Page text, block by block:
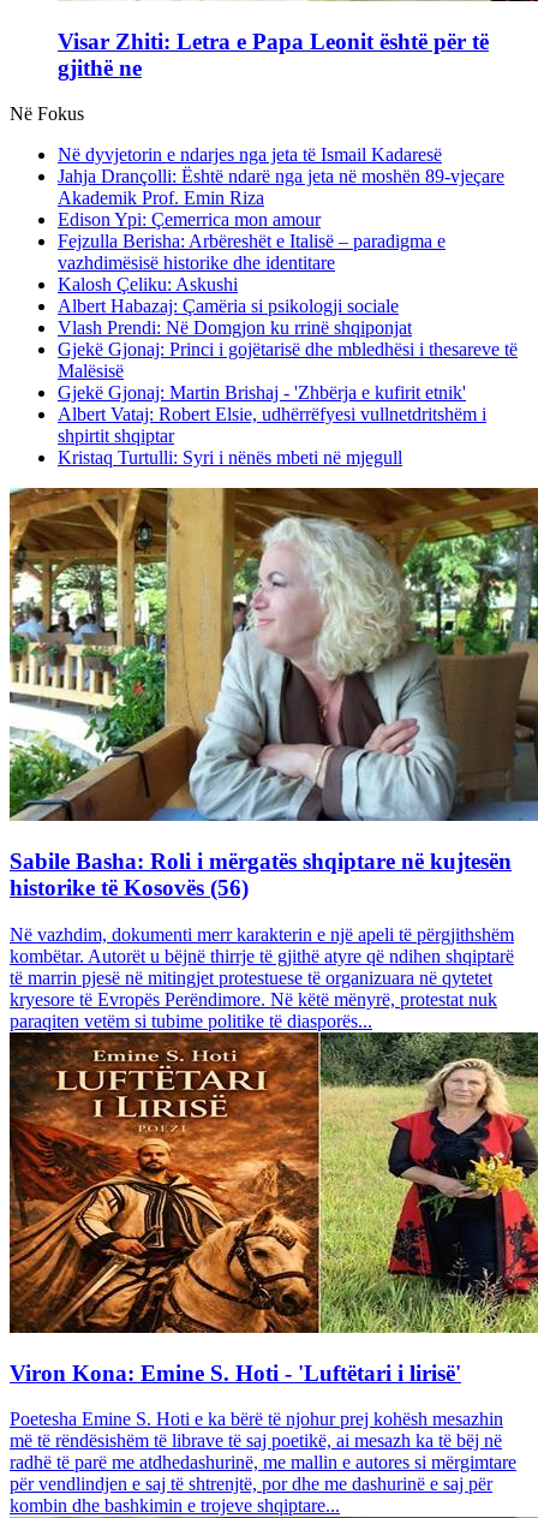
Visar Zhiti: Letra e Papa Leonit është për të
gjithë ne
Në Fokus
Në dyvjetorin e ndarjes nga jeta të Ismail Kadaresë
Jahja Drançolli: Është ndarë nga jeta në moshën 89-vjeçare
Akademik Prof. Emin Riza
Edison Ypi: Çemerrica mon amour
Fejzulla Berisha: Arbëreshët e Italisë – paradigma e
vazhdimësisë historike dhe identitare
Kalosh Çeliku: Askushi
Albert Habazaj: Çamëria si psikologji sociale
Vlash Prendi: Në Domgjon ku rrinë shqiponjat
Gjekë Gjonaj: Princi i gojëtarisë dhe mbledhësi i thesareve të
Malësisë
Gjekë Gjonaj: Martin Brishaj - 'Zhbërja e kufirit etnik'
Albert Vataj: Robert Elsie, udhërrëfyesi vullnetdritshëm i
shpirtit shqiptar
Kristaq Turtulli: Syri i nënës mbeti në mjegull
Sabile Basha: Roli i mërgatës shqiptare në kujtesën
historike të Kosovës (56)
Në vazhdim, dokumenti merr karakterin e një apeli të përgjithshëm
kombëtar. Autorët u bëjnë thirrje të gjithë atyre që ndihen shqiptarë
të marrin pjesë në mitingjet protestuese të organizuara në qytetet
kryesore të Evropës Perëndimore. Në këtë mënyrë, protestat nuk
paraqiten vetëm si tubime politike të diasporës...
Viron Kona: Emine S. Hoti - 'Luftëtari i lirisë'
Poetesha Emine S. Hoti e ka bërë të njohur prej kohësh mesazhin
më të rëndësishëm të librave të saj poetikë, ai mesazh ka të bëj në
radhë të parë me atdhedashurinë, me mallin e autores si mërgimtare
për vendlindjen e saj të shtrenjtë, por dhe me dashurinë e saj për
kombin dhe bashkimin e trojeve shqiptare...